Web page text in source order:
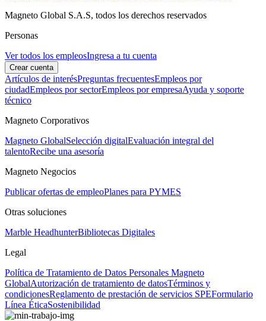
Magneto Global S.A.S, todos los derechos reservados
Personas
Ver todos los empleosIngresa a tu cuenta
Crear cuenta
Artículos de interésPreguntas frecuentesEmpleos por
ciudadEmpleos por sectorEmpleos por empresaAyuda y soporte
técnico
Magneto Corporativos
Magneto GlobalSelección digitalEvaluación integral del
talentoRecibe una asesoría
Magneto Negocios
Publicar ofertas de empleoPlanes para PYMES
Otras soluciones
Marble HeadhunterBibliotecas Digitales
Legal
Política de Tratamiento de Datos Personales Magneto
GlobalAutorización de tratamiento de datosTérminos y
condicionesReglamento de prestación de servicios SPEFormulario
Línea ÉticaSostenibilidad